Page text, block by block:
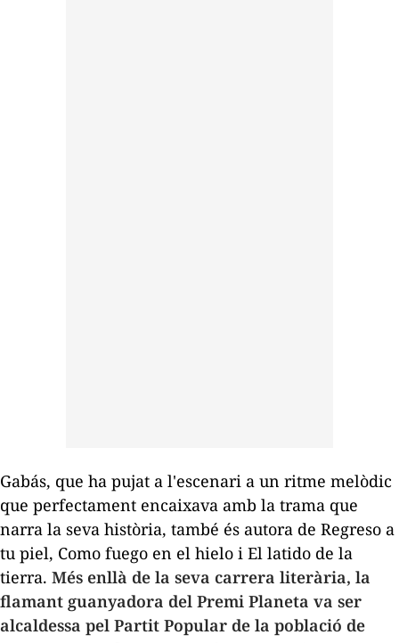
Gabás, que ha pujat a l'escenari a un ritme melòdic
que perfectament encaixava amb la trama que
narra la seva història, també és autora de Regreso a
tu piel, Como fuego en el hielo i El latido de la
tierra. Més enllà de la seva carrera literària, la
flamant guanyadora del Premi Planeta va ser
alcaldessa pel Partit Popular de la població de